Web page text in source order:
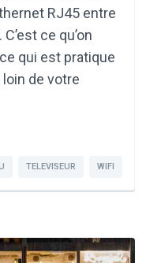
RJ45 entre
ce qu’on
qui est pratique
de votre
TELEVISEUR WIFI